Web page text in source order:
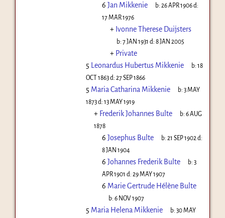
6 Jan Mikkenie b:26 APR 1906d:
17 MAR 1976
+ Ivonne Therese Duijsters
b:7 JAN 1931 d:8 JAN 2005
+ Private
5 Leonardus Hubertus Mikkenie b:18
OCT 1863d: 27 SEP 1866
5 Maria Catharina Mikkenie b:3 MAY
1873d: 13 MAY 1919
+ Frederik Johannes Bulte b:6 AUG
1878
6 Josephus Bulte b:21 SEP 1902 d:
8 JAN 1904
6 Johannes Frederik Bulte b:3
APR 1901 d: 29 MAY 1907
6 Marie Gertrude Hélène Bulte
b:6 NOV 1907
5 Maria Helena Mikkenie b:30 MAY